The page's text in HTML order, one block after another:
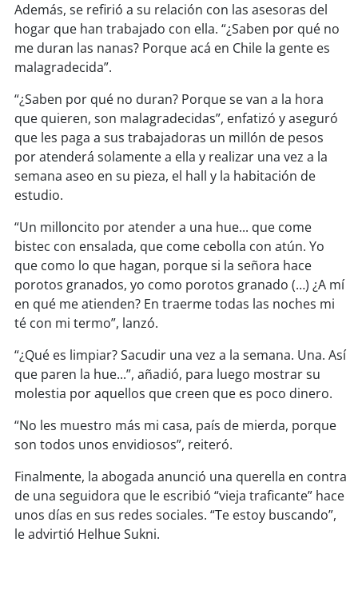
soytalcahuano
soyconcepción
soycoronel
soyarauco
soytemuco
soyvaldivia
soyosorno
soy puertomontt
soychiloé
Además, se refirió a su relación con las asesoras del
hogar que han trabajado con ella. “¿Saben por qué no
me duran las nanas? Porque acá en Chile la gente es
malagradecida”.
“¿Saben por qué no duran? Porque se van a la hora
que quieren, son malagradecidas”, enfatizó y aseguró
que les paga a sus trabajadoras un millón de pesos
por atenderá solamente a ella y realizar una vez a la
semana aseo en su pieza, el hall y la habitación de
estudio.
“Un milloncito por atender a una hue... que come
bistec con ensalada, que come cebolla con atún. Yo
que como lo que hagan, porque si la señora hace
porotos granados, yo como porotos granado (…) ¿A mí
en qué me atienden? En traerme todas las noches mi
té con mi termo”, lanzó.
“¿Qué es limpiar? Sacudir una vez a la semana. Una. Así
que paren la hue...”, añadió, para luego mostrar su
molestia por aquellos que creen que es poco dinero.
“No les muestro más mi casa, país de mierda, porque
son todos unos envidiosos”, reiteró.
Finalmente, la abogada anunció una querella en contra
de una seguidora que le escribió “vieja traficante” hace
unos días en sus redes sociales. “Te estoy buscando”,
le advirtió Helhue Sukni.